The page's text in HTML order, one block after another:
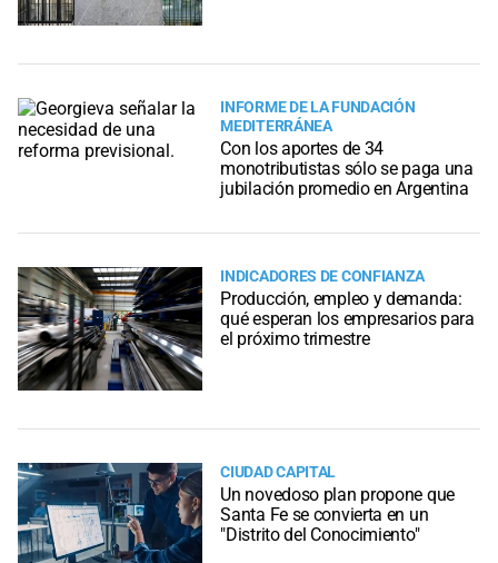
INFORME DE LA FUNDACIÓN
MEDITERRÁNEA
Con los aportes de 34
monotributistas sólo se paga una
jubilación promedio en Argentina
INDICADORES DE CONFIANZA
Producción, empleo y demanda:
qué esperan los empresarios para
el próximo trimestre
CIUDAD CAPITAL
Un novedoso plan propone que
Santa Fe se convierta en un
"Distrito del Conocimiento"